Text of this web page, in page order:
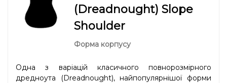
(Dreadnought) Slope
Shoulder
Форма корпусу
Одна з варіацій класичного повнорозмірного
дредноута (Dreadnought), найпопулярнішої форми